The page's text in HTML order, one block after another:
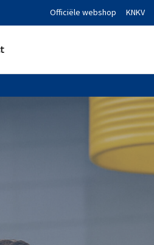
Officiële webshop KNKV